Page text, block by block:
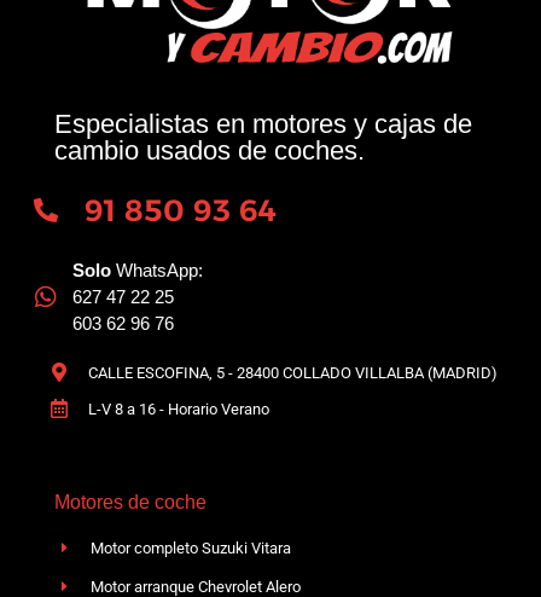
Especialistas en motores y cajas de
cambio usados de coches.
91 850 93 64
Solo WhatsApp:
627 47 22 25
603 62 96 76
CALLE ESCOFINA, 5 - 28400 COLLADO VILLALBA (MADRID)
L-V 8 a 16 - Horario Verano
Motores de coche
Motor completo Suzuki Vitara
Motor arranque Chevrolet Alero